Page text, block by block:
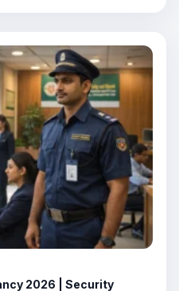
2026 | Security